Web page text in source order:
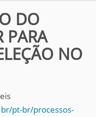
DO
PARA
NO
pt-br/processos-